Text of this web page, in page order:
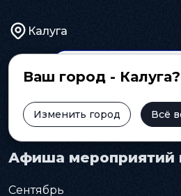
Калуга
Ваш город - Калуга?
Изменить город Всё
Главная Афиша
Афиша мероприятий
Сентябрь